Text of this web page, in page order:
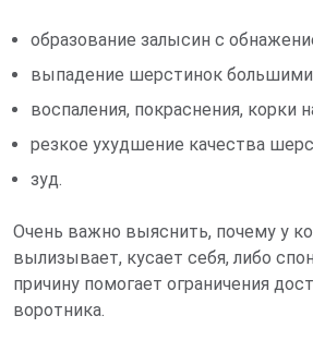
образование залысин с
выпадение шерстинок большими
воспаления, покраснения, корки
резкое ухудшение качества
зуд.
Очень важно выяснить, почему у
вылизывает, кусает себя, либо
причину помогает ограничения
воротника.